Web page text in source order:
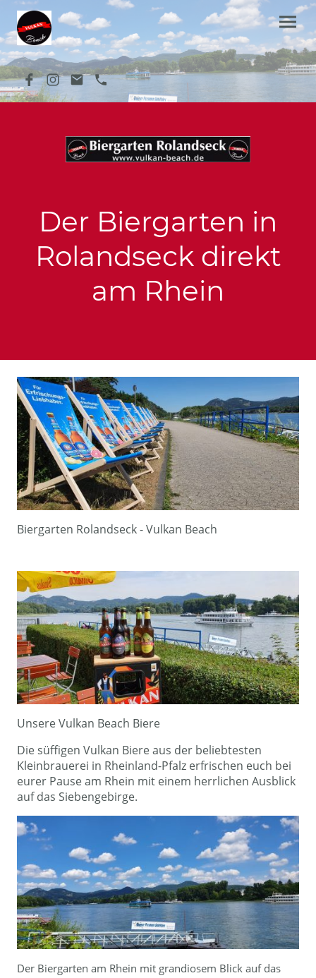
Der Biergarten in
Rolandseck direkt
am Rhein
Biergarten Rolandseck - Vulkan Beach
Unsere Vulkan Beach Biere
Die süffigen Vulkan Biere aus der beliebtesten
Kleinbrauerei in Rheinland-Pfalz erfrischen euch bei
eurer Pause am Rhein mit einem herrlichen Ausblick
auf das Siebengebirge.
Der Biergarten am Rhein mit grandiosem Blick auf das